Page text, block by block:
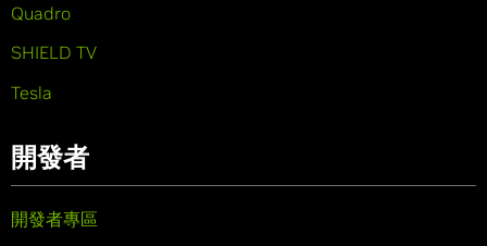
Quadro
SHIELD TV
Tesla
開發者
開發者專區